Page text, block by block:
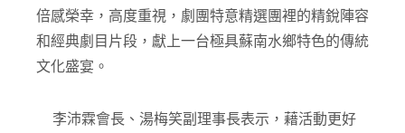
倍感榮幸，高度重視，劇團特意精選團裡的精銳陣容
和經典劇目片段，獻上一台極具蘇南水鄉特色的傳統
文化盛宴。
李沛霖會長、湯梅笑副理事長表示，藉活動更好